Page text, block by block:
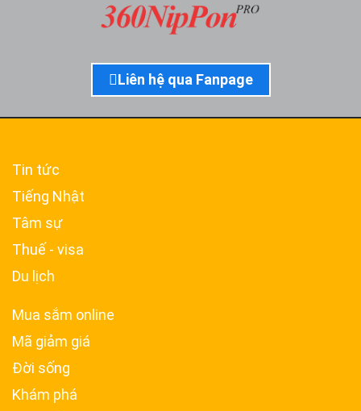
Liên hệ qua Fanpage
Tin tức
Tiếng Nhật
Tâm sự
Thuế - visa
Du lịch
Mua sắm online
Mã giảm giá
Đời sống
Khám phá